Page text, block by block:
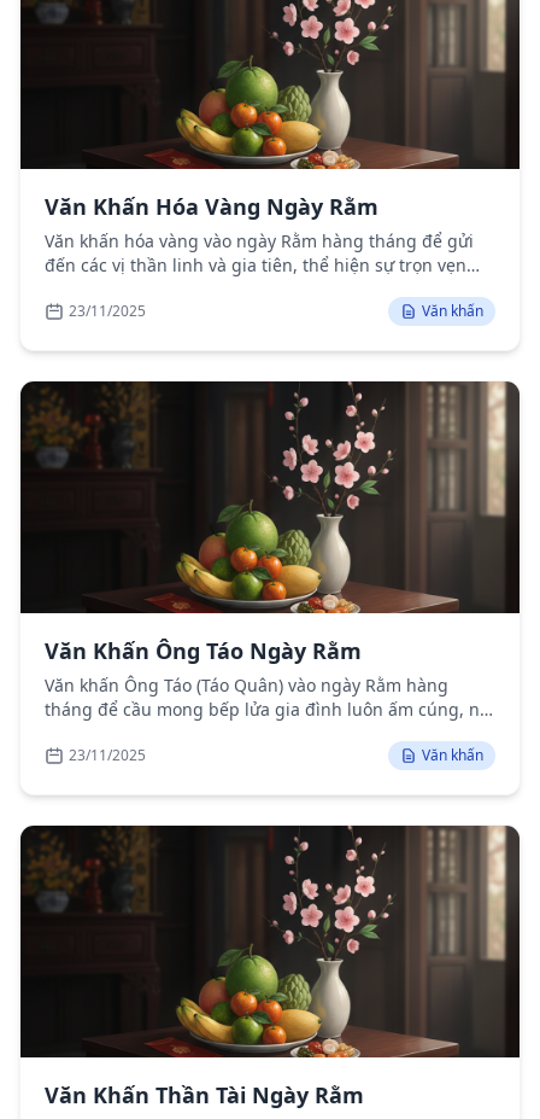
Văn Khấn Hóa Vàng Ngày Rằm
Văn khấn hóa vàng vào ngày Rằm hàng tháng để gửi
đến các vị thần linh và gia tiên, thể hiện sự trọn vẹn
23/11/2025 Văn khấn
Văn Khấn Ông Táo Ngày Rằm
Văn khấn Ông Táo (Táo Quân) vào ngày Rằm hàng
tháng để cầu mong bếp lửa gia đình luôn ấm cúng, no
23/11/2025 Văn khấn
Văn Khấn Thần Tài Ngày Rằm